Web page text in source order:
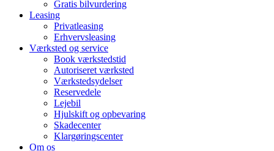
Gratis bilvurdering
Leasing
Privatleasing
Erhvervsleasing
Værksted og service
Book værkstedstid
Autoriseret værksted
Værkstedsydelser
Reservedele
Lejebil
Hjulskift og opbevaring
Skadecenter
Klargøringscenter
Om os